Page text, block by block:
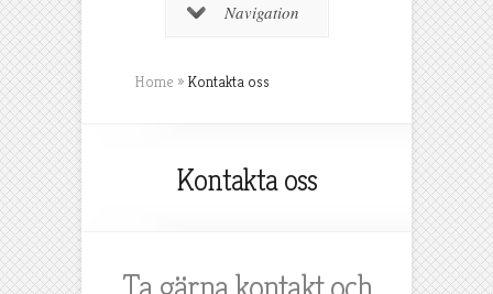
Navigation
Home » Kontakta oss
Kontakta oss